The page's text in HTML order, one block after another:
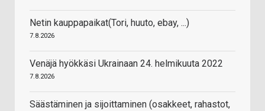
Netin kauppapaikat(Tori, huuto, ebay, ...)
7.8.2026
Venäjä hyökkäsi Ukrainaan 24. helmikuuta 2022
7.8.2026
Säästäminen ja sijoittaminen (osakkeet, rahastot,